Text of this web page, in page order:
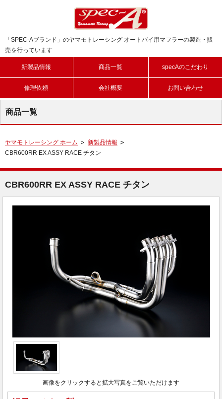
「SPEC-Aブランド」のヤマモトレーシング オートバイ用マフラーの製造・販
売を行っています
新製品情報 商品一覧 specAのこだわり
修理依頼 会社概要 お問い合わせ
商品一覧
ヤマモトレーシング ホーム
新製品情報
CBR600RR EX ASSY RACE チタン
CBR600RR EX ASSY RACE チタン
画像をクリックすると拡大写真をご覧いただけます